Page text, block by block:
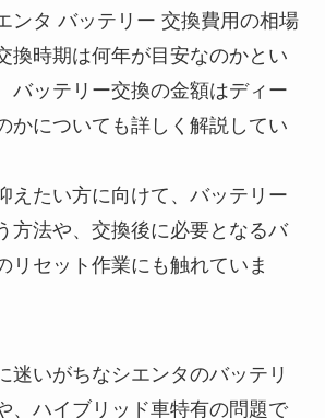
ンタ バッテリー 交換費用の相場
換時期は何年が目安なのかとい
バッテリー交換の金額はディー
かについても詳しく解説してい
えたい方に向けて、バッテリー
方法や、交換後に必要となるバ
リセット作業にも触れていま
迷いがちなシエンタのバッテリ
、ハイブリッド車特有の問題で